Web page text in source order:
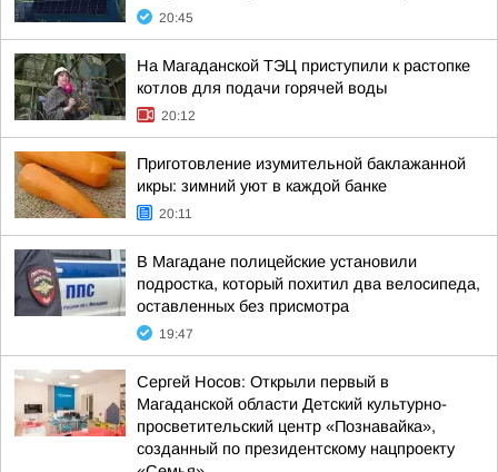
20:45
На Магаданской ТЭЦ приступили к растопке
котлов для подачи горячей воды
20:12
Приготовление изумительной баклажанной
икры: зимний уют в каждой банке
20:11
В Магадане полицейские установили
подростка, который похитил два велосипеда,
оставленных без присмотра
19:47
Сергей Носов: Открыли первый в
Магаданской области Детский культурно-
просветительский центр «Познавайка»,
созданный по президентскому нацпроекту